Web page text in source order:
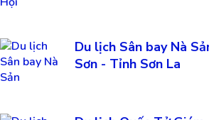
Du lịch Sân bay Nà
Sơn - Tỉnh Sơn La